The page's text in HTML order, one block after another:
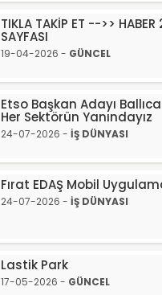
TIKLA TAKİP ET -->> HABER
SAYFASI
19-04-2026 - GÜNCEL
Etso Başkan Adayı
Her Sektörün Yanındayız
24-07-2026 - İŞ DÜNYASI
Fırat EDAŞ Mobil
24-07-2026 - İŞ DÜNYASI
Lastik Park
17-05-2026 - GÜNCEL